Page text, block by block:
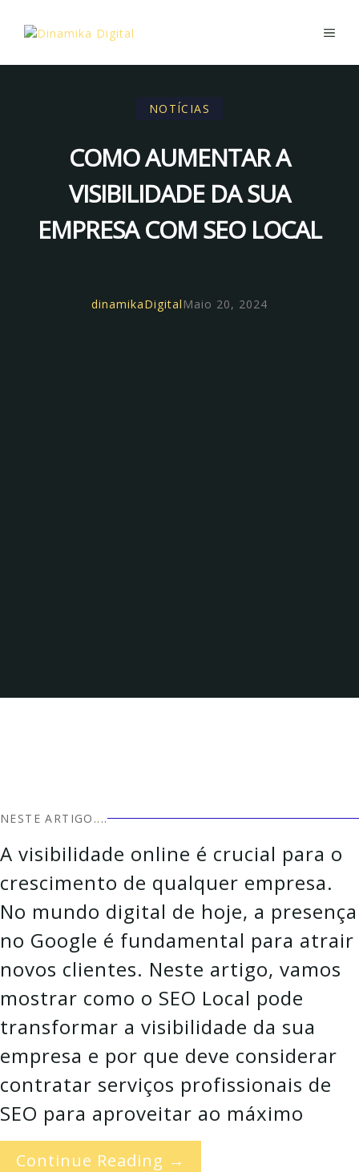
para
NOTÍCIAS
COMO AUMENTAR A
VISIBILIDADE DA SUA
EMPRESA COM SEO LOCAL
dinamikaDigital Maio 20, 2024
NESTE ARTIGO....
A visibilidade online é crucial para o
crescimento de qualquer empresa.
No mundo digital de hoje, a presença
no Google é fundamental para atrair
novos clientes. Neste artigo, vamos
mostrar como o SEO Local pode
transformar a visibilidade da sua
empresa e por que deve considerar
contratar serviços profissionais de
SEO para aproveitar ao máximo
Continue Reading →